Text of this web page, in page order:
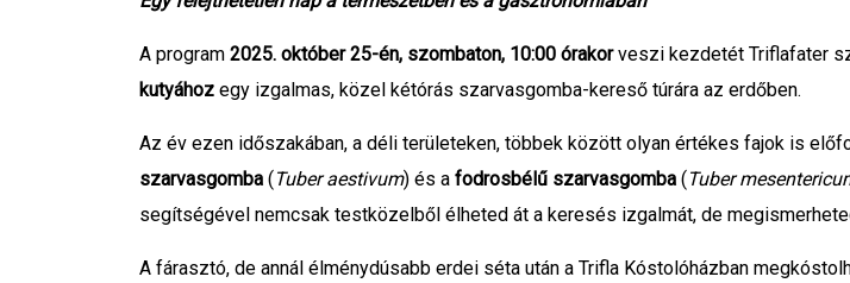
A program 2025. október 25-én, szombaton, 10:00 órakorveszi kezdetét Triflafater
kutyához egy izgalmas, közel kétórás szarvasgomba-kereső túrára az erdőben.
Az év ezen időszakában, a déli területeken, többek között olyan értékes fajok is
szarvasgomba (Tuber aestivum) és a fodrosbélű szarvasgomba (Tuber
segítségével nemcsak testközelből élheted át a keresés izgalmát, de
A fárasztó, de annál élménydúsabb erdei séta után a Trifla Kóstolóházban